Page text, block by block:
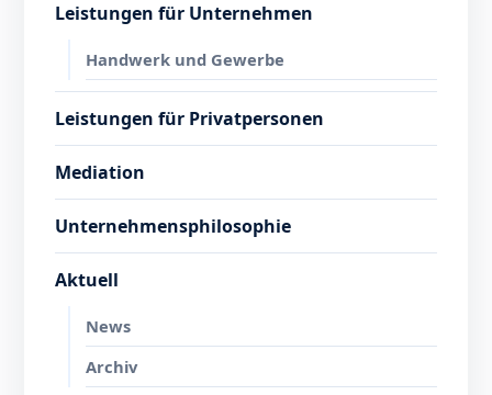
Leistungen für Unternehmen
Handwerk und Gewerbe
Leistungen für Privatpersonen
Mediation
Unternehmensphilosophie
Aktuell
News
Archiv